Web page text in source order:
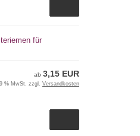
für
ab 3,15 EUR
% MwSt. zzgl. Versandkosten